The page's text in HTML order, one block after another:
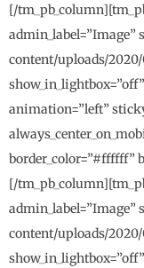
[/
content/uploads/
animation=”left”
border_color=”#ffffff”
[/
content/uploads/